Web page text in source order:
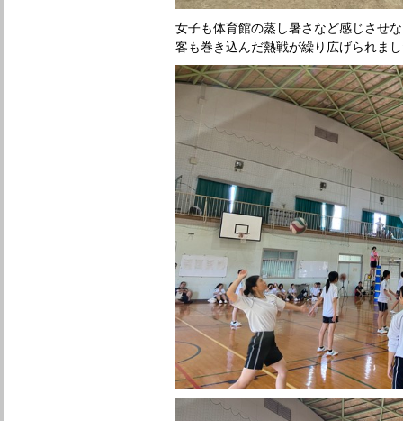
女子も体育館の蒸し暑さなど感じさせ
客も巻き込んだ熱戦が繰り広げられま